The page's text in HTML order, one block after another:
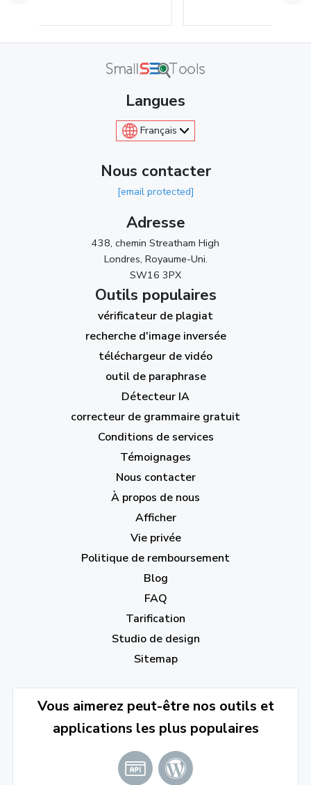
Langues
Français
Nous contacter
[email protected]
Adresse
438, chemin Streatham High
Londres, Royaume-Uni.
SW16 3PX
Outils populaires
vérificateur de plagiat
recherche d'image inversée
téléchargeur de vidéo
outil de paraphrase
Détecteur IA
correcteur de grammaire gratuit
Conditions de services
Témoignages
Nous contacter
À propos de nous
Afficher
Vie privée
Politique de remboursement
Blog
FAQ
Tarification
Studio de design
Sitemap
Vous aimerez peut-être nos outils et
applications les plus populaires